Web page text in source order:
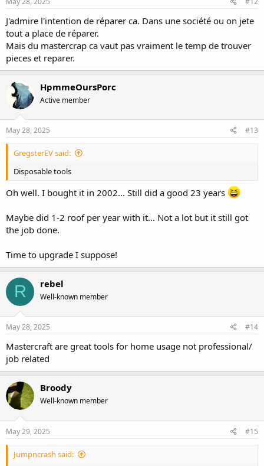
J'admire l'intention de réparer ca. Dans une société ou on jete
tout a place de réparer.
Mais du mastercrap ca vaut pas vraiment le temp de trouver
pieces et reparer.
HpmmeOursPorc
Active member
May 28, 2025 #13
GregsterEV said:
Disposable tools
Oh well. I bought it in 2002... Still did a good 23 years
Maybe did 1-2 roof per year with it... Not a lot but it still got
the job done.
Time to upgrade I suppose!
R rebel
Well-known member
May 28, 2025 #14
Mastercraft are great tools for home usage not professional/
job related
Broody
Well-known member
May 29, 2025 #15
Jumpncrash said: